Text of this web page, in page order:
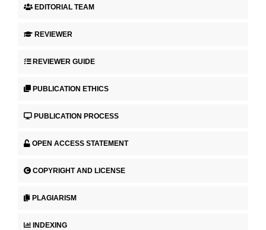
EDITORIAL TEAM
REVIEWER
REVIEWER GUIDE
PUBLICATION ETHICS
PUBLICATION PROCESS
OPEN ACCESS STATEMENT
COPYRIGHT AND LICENSE
PLAGIARISM
INDEXING